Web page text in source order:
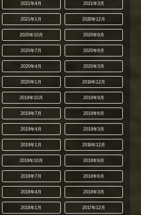
2021年4月 2021年3月
2021年1月 2020年12月
2020年10月 2020年9月
2020年7月 2020年6月
2020年4月 2020年3月
2020年1月 2019年12月
2019年10月 2019年9月
2019年7月 2019年6月
2019年4月 2019年3月
2019年1月 2018年12月
2018年10月 2018年9月
2018年7月 2018年6月
2018年4月 2018年3月
2018年1月 2017年12月